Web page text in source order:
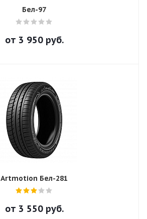
Бел-97
от 3 950руб.
Artmotion Бел-281
от 3 550руб.